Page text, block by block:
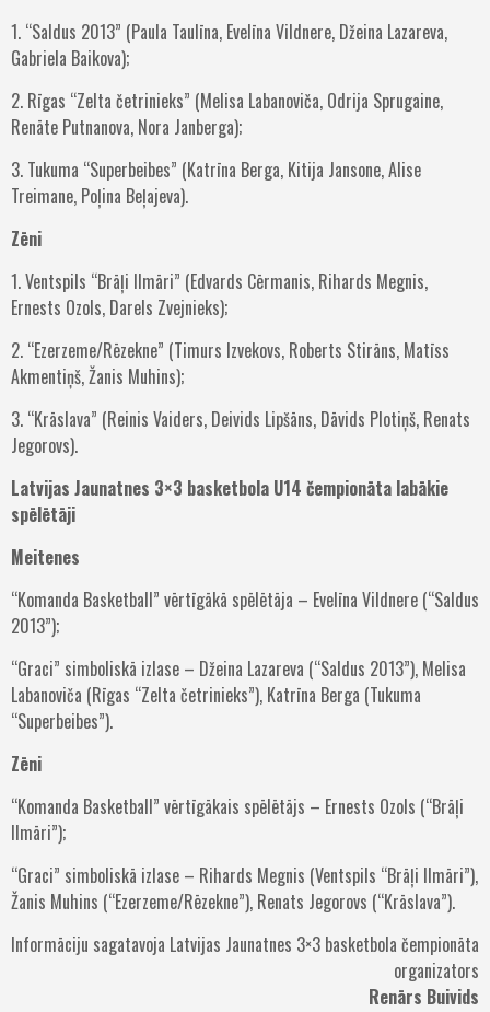
1. “Saldus 2013” (Paula Taulīna, Evelīna Vildnere, Džeina Lazareva,
Gabriela Baikova);
2. Rīgas “Zelta četrinieks” (Melisa Labanoviča, Odrija Sprugaine,
Renāte Putnanova, Nora Janberga);
3. Tukuma “Superbeibes” (Katrīna Berga, Kitija Jansone, Alise
Treimane, Poļina Beļajeva).
Zēni
1. Ventspils “Brāļi Ilmāri” (Edvards Cērmanis, Rihards Megnis,
Ernests Ozols, Darels Zvejnieks);
2. “Ezerzeme/Rēzekne” (Timurs Izvekovs, Roberts Stirāns, Matīss
Akmentiņš, Žanis Muhins);
3. “Krāslava” (Reinis Vaiders, Deivids Lipšāns, Dāvids Plotiņš, Renats
Jegorovs).
Latvijas Jaunatnes 3×3 basketbola U14 čempionāta labākie
spēlētāji
Meitenes
“Komanda Basketball” vērtīgākā spēlētāja – Evelīna Vildnere (“Saldus
2013”);
“Graci” simboliskā izlase – Džeina Lazareva (“Saldus 2013”), Melisa
Labanoviča (Rīgas “Zelta četrinieks”), Katrīna Berga (Tukuma
“Superbeibes”).
Zēni
“Komanda Basketball” vērtīgākais spēlētājs – Ernests Ozols (“Brāļi
Ilmāri”);
“Graci” simboliskā izlase – Rihards Megnis (Ventspils “Brāļi Ilmāri”),
Žanis Muhins (“Ezerzeme/Rēzekne”), Renats Jegorovs (“Krāslava”).
Informāciju sagatavoja Latvijas Jaunatnes 3×3 basketbola čempionāta
organizators
Renārs Buivids